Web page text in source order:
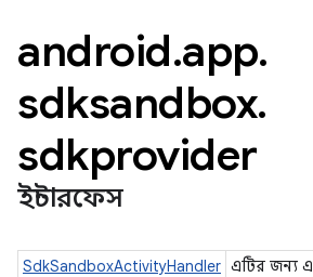
android.app.
sdksandbox.
sdkprovider
ইন্টারফেস
SdkSandboxActivityHandler এটির জন্য